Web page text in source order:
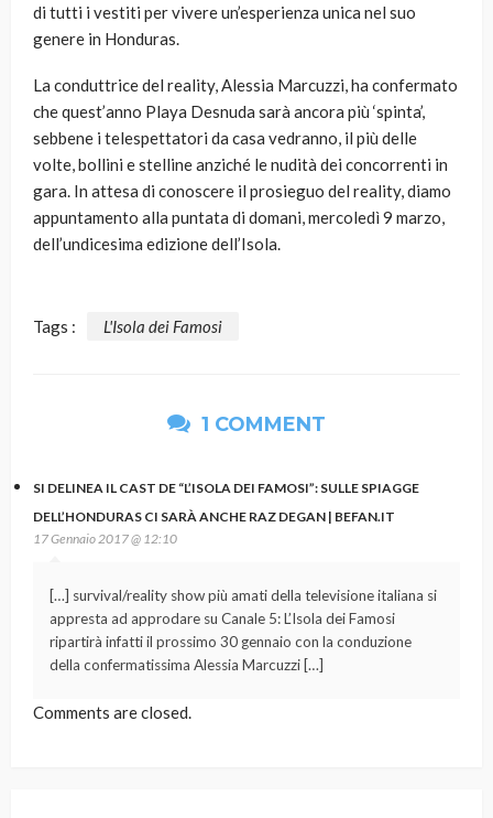
di tutti i vestiti per vivere un’esperienza unica nel suo
genere in Honduras.
La conduttrice del reality, Alessia Marcuzzi, ha confermato
che quest’anno Playa Desnuda sarà ancora più ‘spinta’,
sebbene i telespettatori da casa vedranno, il più delle
volte, bollini e stelline anziché le nudità dei concorrenti in
gara. In attesa di conoscere il prosieguo del reality, diamo
appuntamento alla puntata di domani, mercoledì 9 marzo,
dell’undicesima edizione dell’Isola.
Tags : L'Isola dei Famosi
1 COMMENT
SI DELINEA IL CAST DE “L’ISOLA DEI FAMOSI”: SULLE SPIAGGE
DELL’HONDURAS CI SARÀ ANCHE RAZ DEGAN | BEFAN.IT
17 Gennaio 2017 @ 12:10
[…] survival/reality show più amati della televisione italiana si
appresta ad approdare su Canale 5: L’Isola dei Famosi
ripartirà infatti il prossimo 30 gennaio con la conduzione
della confermatissima Alessia Marcuzzi […]
Comments are closed.